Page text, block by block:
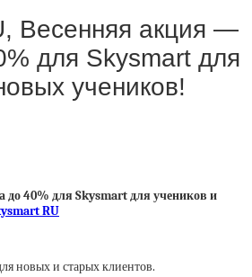
Весенняя акция —
для Skysmart для
учеников!
до 40% для Skysmart для учеников и
RU
новых и старых клиентов.